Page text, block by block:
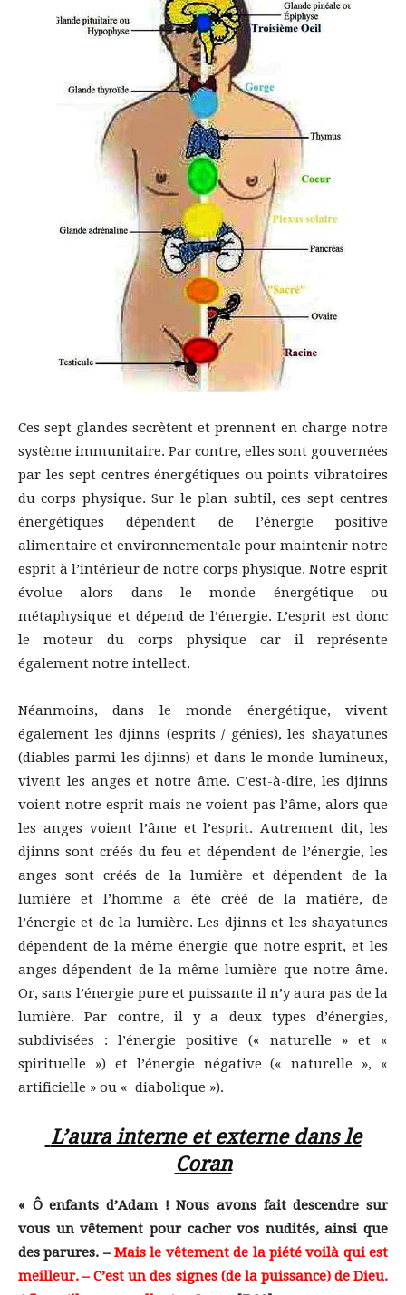
Ces sept glandes secrètent et prennent en charge notre
système immunitaire. Par contre, elles sont gouvernées
par les sept centres énergétiques ou points vibratoires
du corps physique. Sur le plan subtil, ces sept centres
énergétiques dépendent de l’énergie positive
alimentaire et environnementale pour maintenir notre
esprit à l’intérieur de notre corps physique. Notre esprit
évolue alors dans le monde énergétique ou
métaphysique et dépend de l’énergie. L’esprit est donc
le moteur du corps physique car il représente
également notre intellect.
Néanmoins, dans le monde énergétique, vivent
également les djinns (esprits / génies), les shayatunes
(diables parmi les djinns) et dans le monde lumineux,
vivent les anges et notre âme. C’est-à-dire, les djinns
voient notre esprit mais ne voient pas l’âme, alors que
les anges voient l’âme et l’esprit. Autrement dit, les
djinns sont créés du feu et dépendent de l’énergie, les
anges sont créés de la lumière et dépendent de la
lumière et l’homme a été créé de la matière, de
l’énergie et de la lumière. Les djinns et les shayatunes
dépendent de la même énergie que notre esprit, et les
anges dépendent de la même lumière que notre âme.
Or, sans l’énergie pure et puissante il n’y aura pas de la
lumière. Par contre, il y a deux types d’énergies,
subdivisées : l’énergie positive (« naturelle » et «
spirituelle ») et l’énergie négative (« naturelle », «
artificielle » ou « diabolique »).
L’aura interne et externe dans le
Coran
« Ô enfants d’Adam ! Nous avons fait descendre sur
vous un vêtement pour cacher vos nudités, ainsi que
des parures. –Mais le vêtement de la piété voilà qui est
meilleur. – C’est un des signes (de la puissance) de Dieu.